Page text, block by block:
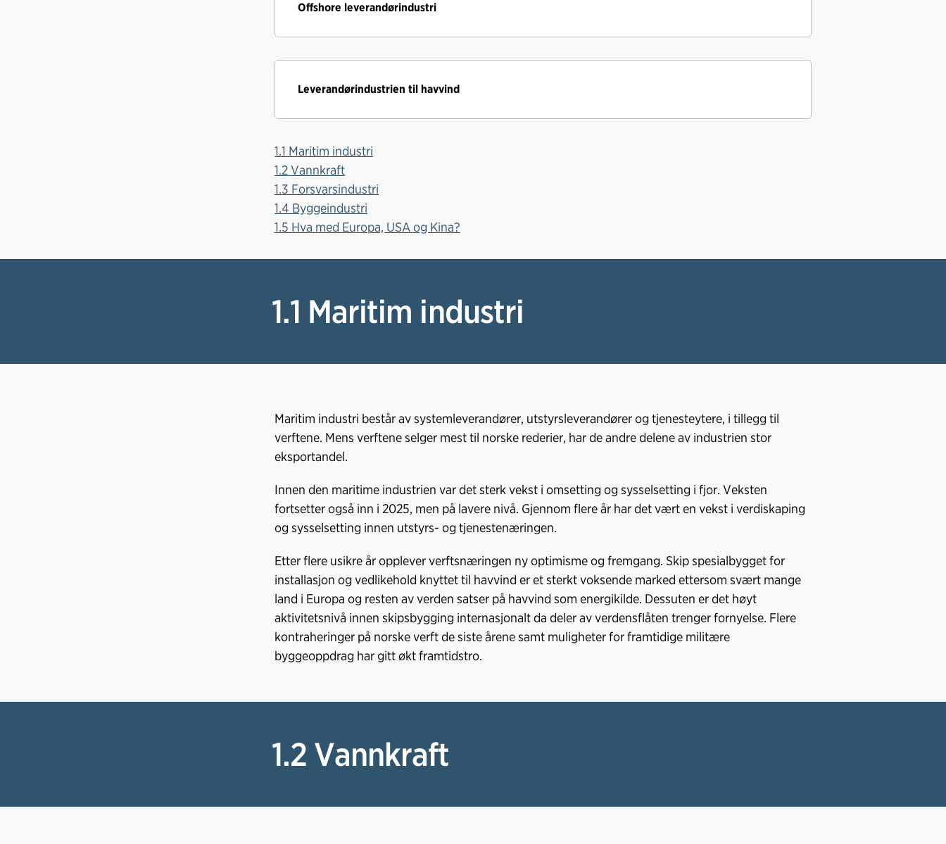
Offshore leverandørindustri
Leverandørindustrien til havvind
1.1 Maritim industri
1.2 Vannkraft
1.3 Forsvarsindustri
1.4 Byggeindustri
1.5 Hva med Europa, USA og Kina?
1.1 Maritim industri
Maritim industri består av systemleverandører, utstyrsleverandører og tjenesteytere, i tillegg til
verftene. Mens verftene selger mest til norske rederier, har de andre delene av industrien stor
eksportandel.
Innen den maritime industrien var det sterk vekst i omsetting og sysselsetting i fjor. Veksten
fortsetter også inn i 2025, men på lavere nivå. Gjennom flere år har det vært en vekst i verdiskaping
og sysselsetting innen utstyrs- og tjenestenæringen.
Etter flere usikre år opplever verftsnæringen ny optimisme og fremgang. Skip spesialbygget for
installasjon og vedlikehold knyttet til havvind er et sterkt voksende marked ettersom svært mange
land i Europa og resten av verden satser på havvind som energikilde. Dessuten er det høyt
aktivitetsnivå innen skipsbygging internasjonalt da deler av verdensflåten trenger fornyelse. Flere
kontraheringer på norske verft de siste årene samt muligheter for framtidige militære
byggeoppdrag har gitt økt framtidstro.
1.2 Vannkraft